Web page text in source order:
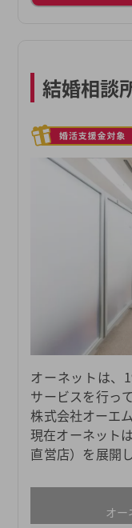
結婚相談
オーネットは、
サービスを行っ
株式会社オーエ
現在オーネット
直営店）を展開
を成功させたい
録会員数、お見
オー